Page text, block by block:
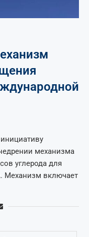
механизма
углерода для
Механизм включает